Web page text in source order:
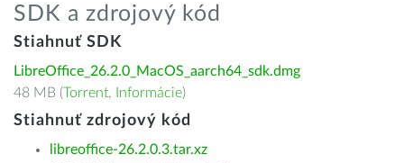
SDK a zdrojový kód
Stiahnuť SDK
LibreOffice_26.2.0_MacOS_aarch64_sdk.dmg
48 MB (Torrent, Informácie)
Stiahnuť zdrojový kód
libreoffice-26.2.0.3.tar.xz